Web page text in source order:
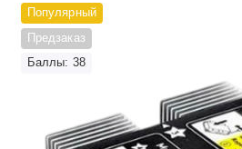
Популярный
Предзаказ
Баллы: 38